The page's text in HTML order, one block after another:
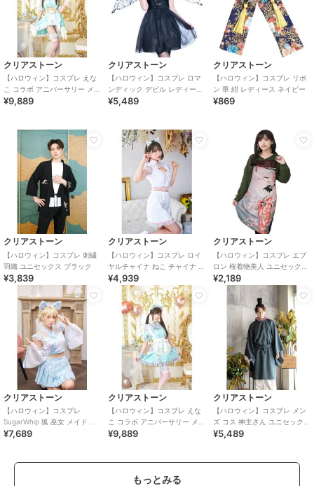
クリアストーン
【ハロウィン】コスプレ えな
こ コラボ アニバーサリー メイ
ド セパレート レディース グリ
¥9,889
クリアストーン
【ハロウィン】コスプレ ロマ
ンディック デビル レディース
ブラック
¥5,489
クリアストーン
【ハロウィン】コスプレ リボ
ン 華 紺 レディース ネイビー
¥869
クリアストーン
【ハロウィン】コスプレ 刺繍
羽織 ユニセックス ブラック
¥3,839
クリアストーン
【ハロウィン】コスプレ ロイ
ヤルチャイナ ねこ チャイナ ス
イート レディース ホワイト
¥4,939
クリアストーン
【ハロウィン】コスプレ エプ
ロン 桜着物美人 ユニセックス
ピンク
¥2,189
クリアストーン
【ハロウィン】コスプレ
SugarWhip 狐 巫女 メイド レ
ディース ブルー
¥7,689
クリアストーン
【ハロウィン】コスプレ えな
こ コラボ アニバーサリー メイ
ド ワンピース レディース グリ
¥9,889
クリアストーン
【ハロウィン】コスプレ メン
ズ コス 神主さん ユニセックス
ブルー
¥5,489
もっとみる